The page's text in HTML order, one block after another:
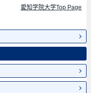
愛知学院大学Top Page